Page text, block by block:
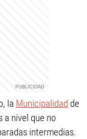
la Municipalidad de
a nivel que no
intermedias.